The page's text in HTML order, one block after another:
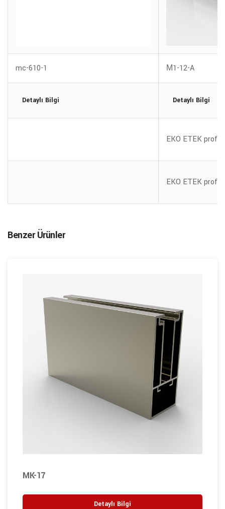
mc-610-1 М1-12-A
Detaylı Bilgi Detaylı Bilgi
EKO ETEK
EKO ETEK
Benzer Ürünler
MK-17
Detaylı Bilgi